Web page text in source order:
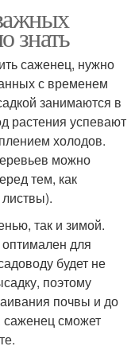
знать
саженец, нужно
с временем
занимаются в
растения успевают
холодов.
можно
тем, как
так и зимой.
оптимален для
будет не
поэтому
почвы и до
саженец сможет